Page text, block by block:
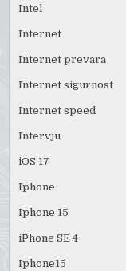
Intel
Internet
Internet prevara
Internet sigurnost
Internet speed
Intervju
iOS 17
Iphone
Iphone 15
iPhone SE 4
Iphone15